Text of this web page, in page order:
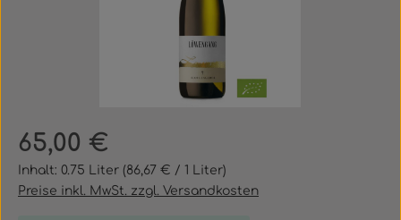
Regulärer Preis:
65,00 €
Inhalt: 0.75 Liter (86,67 € / 1 Liter)
Preise inkl. MwSt. zzgl. Versandkosten